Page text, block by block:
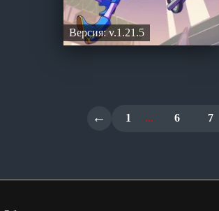
Версия: v.1.21.5
← 1 ... 6 7